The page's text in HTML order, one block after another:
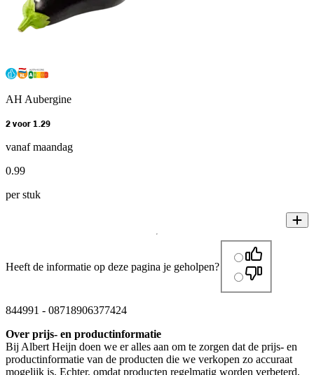
AH Aubergine
2 voor 1.29
vanaf maandag
0.99
per stuk
Heeft de informatie op deze pagina je geholpen?
844991 - 08718906377424
Over prijs- en productinformatie
Bij Albert Heijn doen we er alles aan om te zorgen dat de prijs- en
productinformatie van de producten die we verkopen zo accuraat
mogelijk is. Echter, omdat producten regelmatig worden verbeterd,